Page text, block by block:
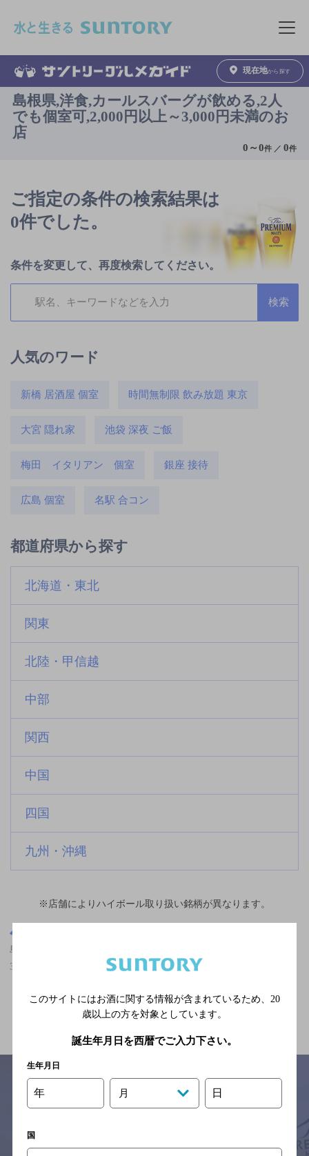
メニュ
現在地から探す
島根県,洋食,カールスバーグが飲める,2人
でも個室可,2,000円以上～3,000円未満のお
店
0 ～0件 ／0件
ご指定の条件の検索結果は
0件でした。
条件を変更して、再度検索してください。
人気のワード
新橋 居酒屋 個室 時間無制限 飲み放題 東京
大宮 隠れ家 池袋 深夜 ご飯
梅田 イタリアン 個室 銀座 接待
広島 個室 名駅 合コン
都道府県から探す
北海道・東北
関東
北陸・甲信越
中部
関西
中国
四国
九州・沖縄
※店舗によりハイボール取り扱い銘柄が異なります。
島根県,洋食,カールスバーグが飲める,2人でも個室可,2,000円以上～
3,000円未満のお店
関連ページ
※それぞれのお店のメニューや営業時間などの掲載情報については、
予告なしに変更されることがありますので、
このサイトにはお酒に関する情報が含まれているため、 20
歳以上の方を対象としています。
誕生年月日を西暦でご入力下さい。
生年月日
年 月 日
国